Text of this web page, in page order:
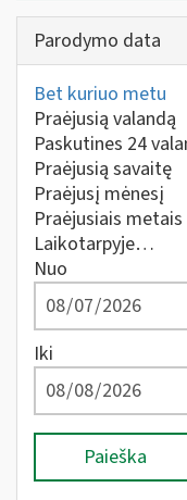
Parodymo data
Bet kuriuo metu
Praėjusią valandą
Paskutines 24
Praėjusią savaitę
Praėjusį mėnesį
Praėjusiais metais
Laikotarpyje…
Nuo
Iki
Paieška